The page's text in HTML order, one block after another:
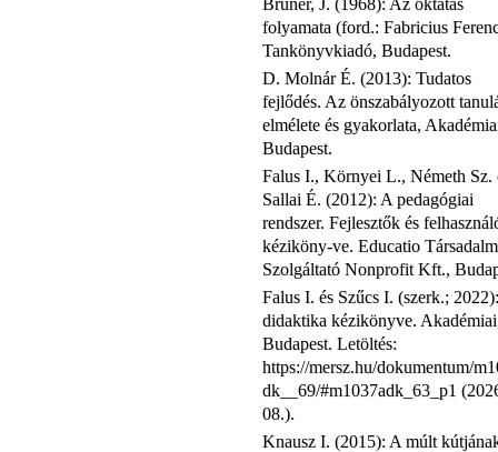
Bruner, J. (1968): Az oktatás
folyamata (ford.: Fabricius
Tankönyvkiadó, Budapest.
D. Molnár É. (2013): Tudatos
fejlődés. Az önszabályozott
elmélete és gyakorlata,
Budapest.
Falus I., Környei L., Németh Sz.
Sallai É. (2012): A pedagógiai
rendszer. Fejlesztők és
kéziköny-ve. Educatio
Szolgáltató Nonprofit Kft.,
Falus I. és Szűcs I. (szerk.;
didaktika kézikönyve.
Budapest. Letöltés:
https://mersz.hu/dokumentum/
dk__69/#m1037adk_63_p1
08.).
Knausz I. (2015): A múlt